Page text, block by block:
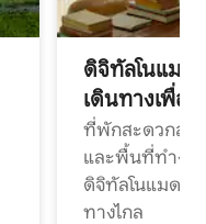
ดิจิทัลโนแมด
เดินทางเพื่อ
ที่พักสะดวกสบ
และพื้นที่ทำงา
ดิจิทัลโนแมดแ
ทางไกล